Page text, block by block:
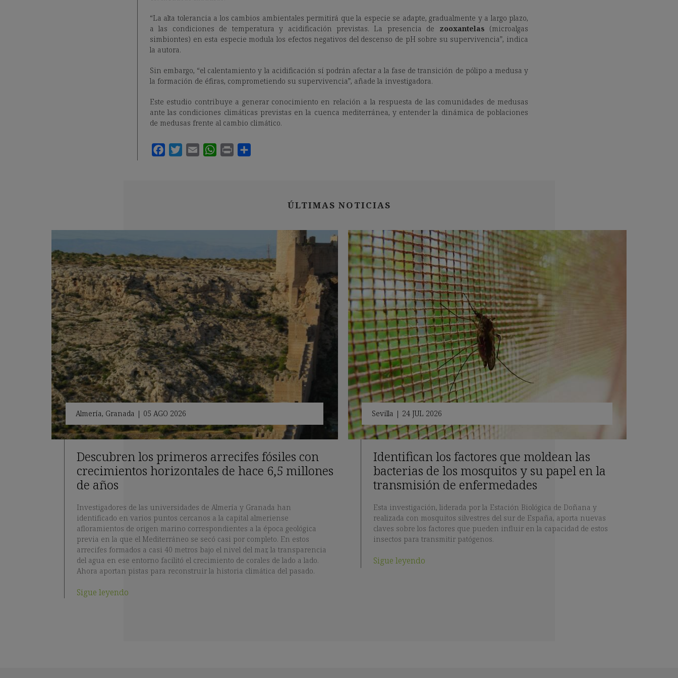
“La alta tolerancia a los cambios ambientales permitirá que la especie se adapte, gradualmente y a largo plazo,
a las condiciones de temperatura y acidificación previstas. La presencia de zooxantelas (microalgas
simbiontes) en esta especie modula los efectos negativos del descenso de pH sobre su supervivencia”, indica
la autora.
Sin embargo, “el calentamiento y la acidificación sí podrán afectar a la fase de transición de pólipo a medusa y
la formación de éfiras, comprometiendo su supervivencia”, añade la investigadora.
Este estudio contribuye a generar conocimiento en relación a la respuesta de las comunidades de medusas
ante las condiciones climáticas previstas en la cuenca mediterránea, y entender la dinámica de poblaciones
de medusas frente al cambio climático.
ÚLTIMAS NOTICIAS
Almería, Granada | 05 AGO 2026
Descubren los primeros arrecifes fósiles con
crecimientos horizontales de hace 6,5 millones
de años
Investigadores de las universidades de Almería y Granada han
identificado en varios puntos cercanos a la capital almeriense
afloramientos de origen marino correspondientes a la época geológica
previa en la que el Mediterráneo se secó casi por completo. En estos
arrecifes formados a casi 40 metros bajo el nivel del mar, la transparencia
del agua en ese entorno facilitó el crecimiento de corales de lado a lado.
Ahora aportan pistas para reconstruir la historia climática del pasado.
Sigue leyendo
Sevilla | 24 JUL 2026
Identifican los factores que moldean las
bacterias de los mosquitos y su papel en la
transmisión de enfermedades
Esta investigación, liderada por la Estación Biológica de Doñana y
realizada con mosquitos silvestres del sur de España, aporta nuevas
claves sobre los factores que pueden influir en la capacidad de estos
insectos para transmitir patógenos.
Sigue leyendo